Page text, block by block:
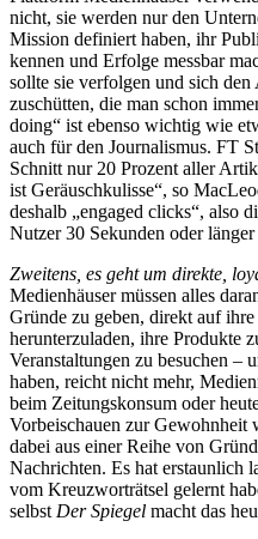
nicht, sie werden nur den
Mission definiert haben, ihr
kennen und Erfolge messbar
sollte sie verfolgen und sich
zuschütten, die man schon
doing“ ist ebenso wichtig wie
auch für den Journalismus. FT
Schnitt nur 20 Prozent aller
ist Geräuschkulisse“, so
deshalb „engaged clicks“, also
Nutzer 30 Sekunden oder länger
Zweitens, es geht um direkte,
Medienhäuser müssen alles
Gründe zu geben, direkt auf
herunterzuladen, ihre Produkte
Veranstaltungen zu besuchen –
haben, reicht nicht mehr,
beim Zeitungskonsum oder
Vorbeischauen zur Gewohnheit
dabei aus einer Reihe von
Nachrichten. Es hat erstaunlich
vom Kreuzworträtsel gelernt
selbst Der Spiegel macht das